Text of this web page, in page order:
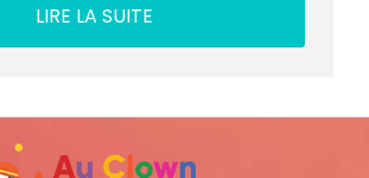
LIRE LA SUITE